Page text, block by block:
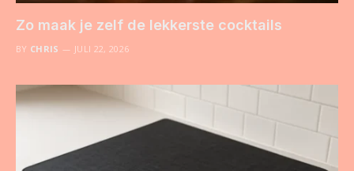
Zo maak je zelf de lekkerste cocktails
BY CHRIS JULI 22, 2026